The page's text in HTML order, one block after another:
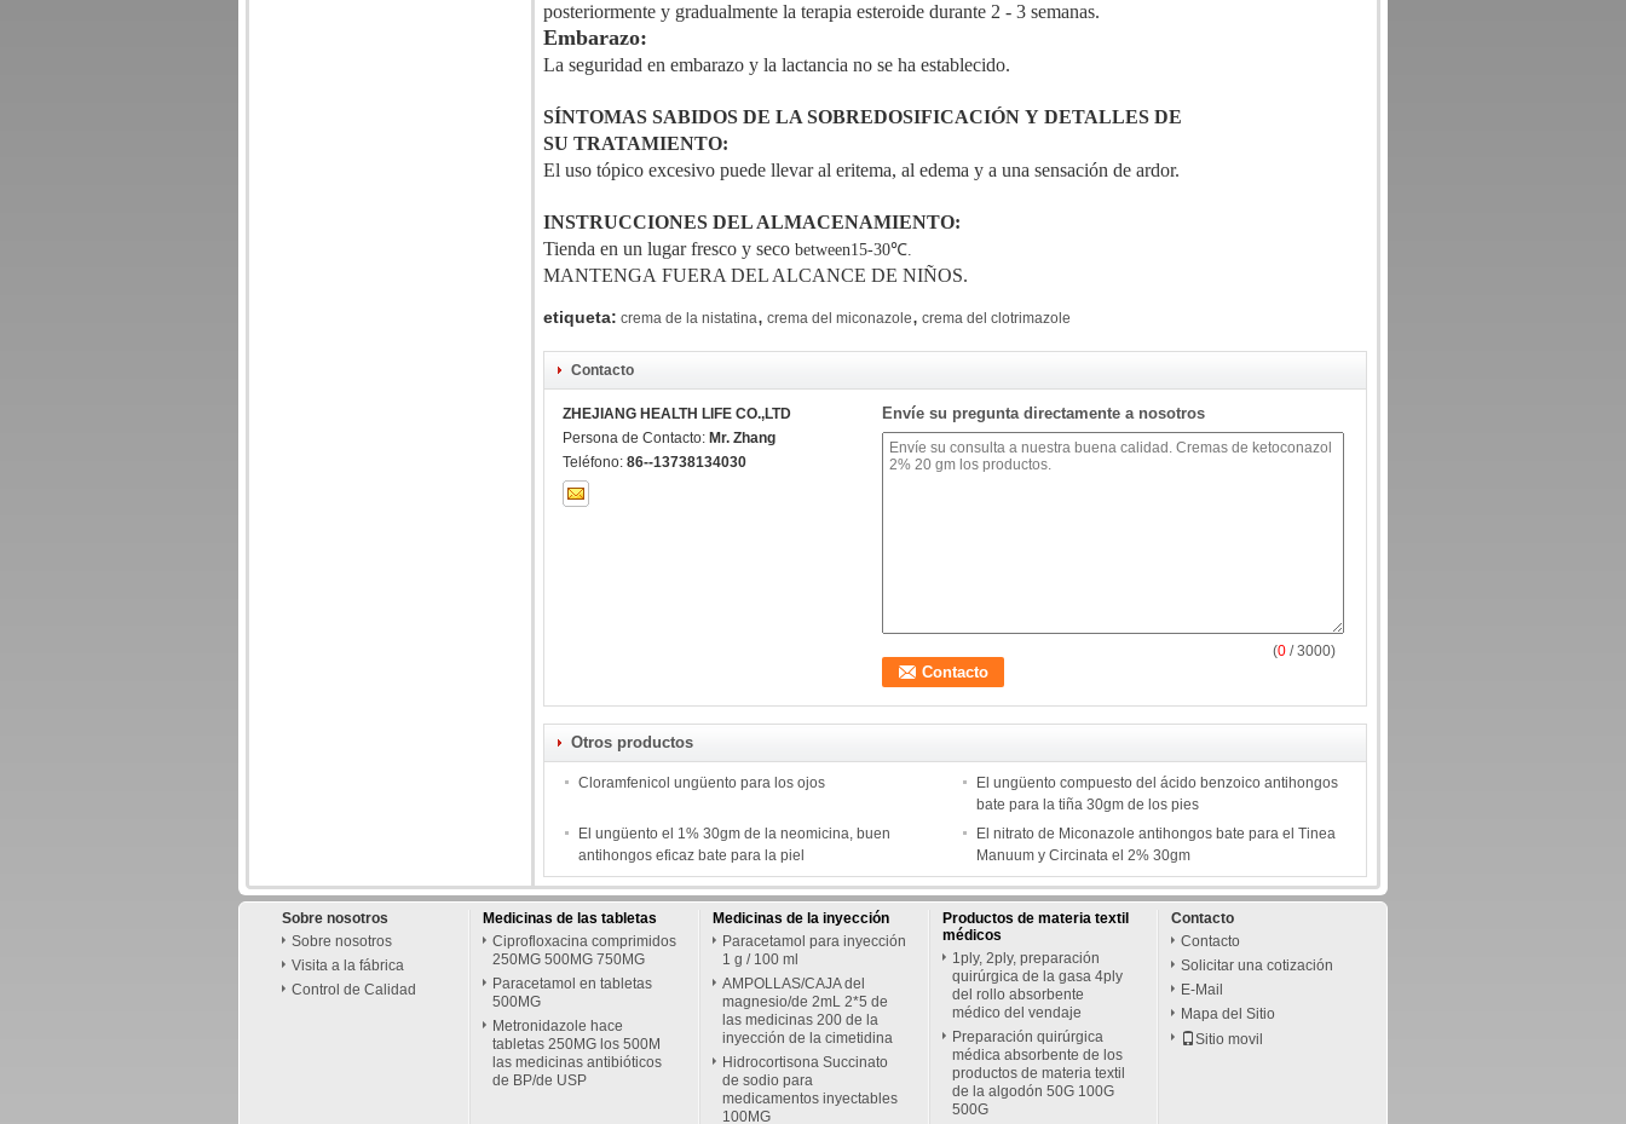
posteriormente y gradualmente la terapia esteroide durante 2 - 3 semanas.
Embarazo:
La seguridad en embarazo y la lactancia no se ha establecido.
SÍNTOMAS SABIDOS DE LA SOBREDOSIFICACIÓN Y DETALLES DE
SU TRATAMIENTO:
El uso tópico excesivo puede llevar al eritema, al edema y a una sensación de ardor.
INSTRUCCIONES DEL ALMACENAMIENTO:
Tienda en un lugar fresco y seco between15-30℃.
MANTENGA FUERA DEL ALCANCE DE NIÑOS.
etiqueta: crema de la nistatina, crema del miconazole, crema del clotrimazole
Contacto
ZHEJIANG HEALTH LIFE CO.,LTD
Persona de Contacto: Mr. Zhang
Teléfono: 86--13738134030
Envíe su pregunta directamente a nosotros
(0 / 3000)
Otros productos
Cloramfenicol ungüento para los ojos
El ungüento compuesto del ácido benzoico antihongos
bate para la tiña 30gm de los pies
El ungüento el 1% 30gm de la neomicina, buen
antihongos eficaz bate para la piel
El nitrato de Miconazole antihongos bate para el Tinea
Manuum y Circinata el 2% 30gm
Sobre nosotros
Sobre nosotros
Visita a la fábrica
Control de Calidad
Medicinas de las tabletas
Ciprofloxacina comprimidos
250MG 500MG 750MG
Paracetamol en tabletas
500MG
Metronidazole hace
tabletas 250MG los 500M
las medicinas antibióticos
de BP/de USP
Medicinas de la inyección
Paracetamol para inyección
1 g / 100 ml
AMPOLLAS/CAJA del
magnesio/de 2mL 2*5 de
las medicinas 200 de la
inyección de la cimetidina
Hidrocortisona Succinato
de sodio para
medicamentos inyectables
100MG
Productos de materia textil
médicos
1ply, 2ply, preparación
quirúrgica de la gasa 4ply
del rollo absorbente
médico del vendaje
Preparación quirúrgica
médica absorbente de los
productos de materia textil
de la algodón 50G 100G
500G
Contacto
Contacto
Solicitar una cotización
E-Mail
Mapa del Sitio
Sitio movil